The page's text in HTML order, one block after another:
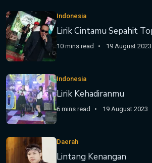
Indonesia
Lirik Cintamu Sepahit
10 mins read 19 August 2023
Indonesia
Lirik Kehadiranmu
6 mins read 19 August 2023
Daerah
Lintang Kenangan